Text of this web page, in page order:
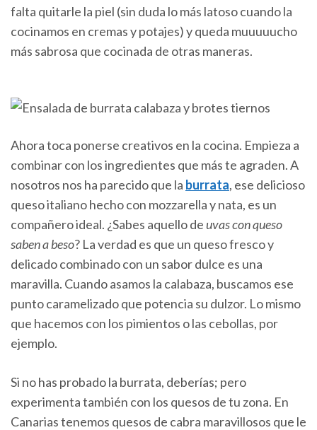
falta quitarle la piel (sin duda lo más latoso cuando la
cocinamos en cremas y potajes) y queda muuuuucho
más sabrosa que cocinada de otras maneras.
Ahora toca ponerse creativos en la cocina. Empieza a
combinar con los ingredientes que más te agraden. A
nosotros nos ha parecido que la burrata, ese delicioso
queso italiano hecho con mozzarella y nata, es un
compañero ideal. ¿Sabes aquello de uvas con queso
saben a beso? La verdad es que un queso fresco y
delicado combinado con un sabor dulce es una
maravilla. Cuando asamos la calabaza, buscamos ese
punto caramelizado que potencia su dulzor. Lo mismo
que hacemos con los pimientos o las cebollas, por
ejemplo.
Si no has probado la burrata, deberías; pero
experimenta también con los quesos de tu zona. En
Canarias tenemos quesos de cabra maravillosos que le